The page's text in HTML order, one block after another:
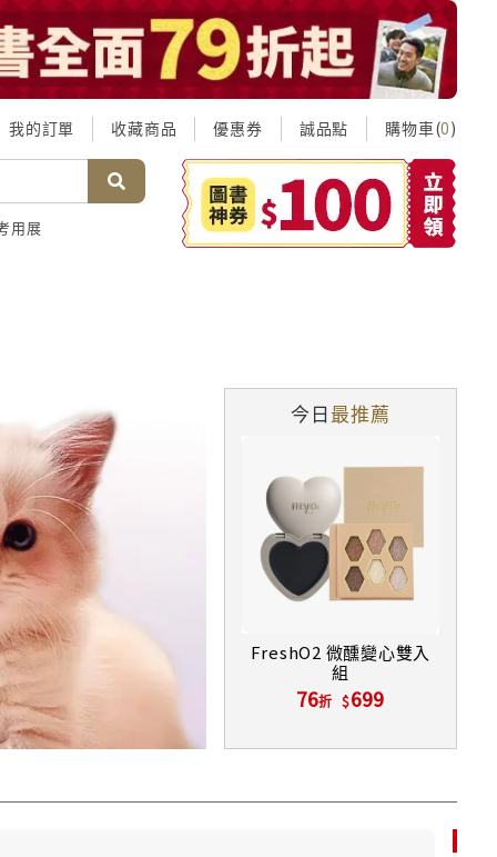
我的訂單 收藏商品 優惠券 誠品點 購物車(0)
用展
今日最推薦
FreshO2 微醺變心雙入
組
76折 699